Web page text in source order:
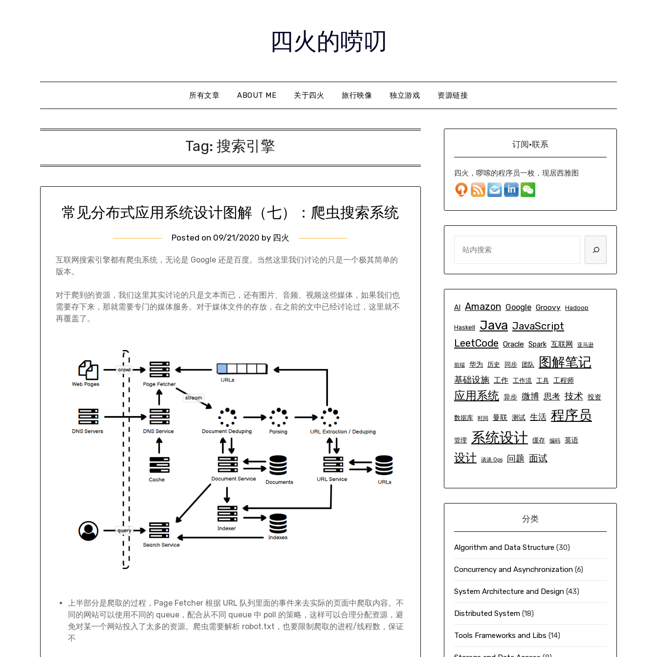
四火的唠叨
所有文章 ABOUT ME 关于四火 旅行映像 独立游戏 资源链接
Tag:搜索引擎
常见分布式应用系统设计图解（七）：爬虫搜索系统
Posted on 09/21/2020 by 四火
互联网搜索引擎都有爬虫系统，无论是 Google 还是百度。当然这里我们讨论的只是一个极其简单的
版本。
对于爬到的资源，我们这里其实讨论的只是文本而已，还有图片、音频、视频这些媒体，如果我们也
需要存下来，那就需要专门的媒体服务。对于媒体文件的存放，在之前的文中已经讨论过，这里就不
再覆盖了。
上半部分是爬取的过程，Page Fetcher 根据 URL 队列里面的事件来去实际的页面中爬取内容。不
同的网站可以使用不同的 queue，配合从不同 queue 中 poll 的策略，这样可以合理分配资源，避
免对某一个网站投入了太多的资源。爬虫需要解析 robot.txt，也要限制爬取的进程/线程数，保证
不
订阅·联系
四火，啰嗦的程序员一枚，现居西雅图
AI Amazon Google Groovy Hadoop
Haskell Java JavaScript
LeetCode Oracle Spark 互联网 亚马逊
前端 华为 历史 同步 团队 图解笔记
基础设施 工作 工作流 工具 工程师
应用系统 异步 微博 思考 技术 投资
数据库 时间 曼联 测试 生活 程序员
管理 系统设计 缓存 编码 英语
设计 谈谈 Ops 问题 面试
分类
Algorithm and Data Structure (30)
Concurrency and Asynchronization(6)
System Architecture and Design(43)
Distributed System(18)
Tools Frameworks and Libs (14)